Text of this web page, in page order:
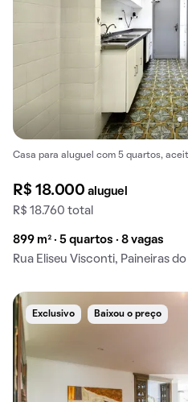
Casa para aluguel com 5 quartos,
R$ 18.000aluguel
R$ 18.760 total
899 m² · 5 quartos · 8 vagas
Rua Eliseu Visconti, Paineiras
Exclusivo Baixou o preço